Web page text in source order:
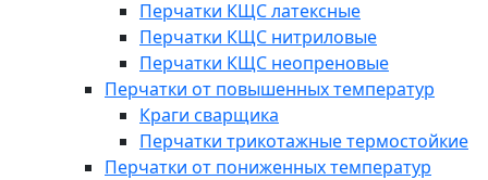
Перчатки КЩС латексные
Перчатки КЩС нитриловые
Перчатки КЩС неопреновые
Перчатки от повышенных температур
Краги сварщика
Перчатки трикотажные термостойкие
Перчатки от пониженных температур